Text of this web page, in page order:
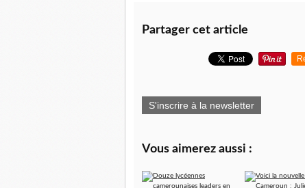
Partager cet article
S'inscrire à la newsletter
Vous aimerez aussi :